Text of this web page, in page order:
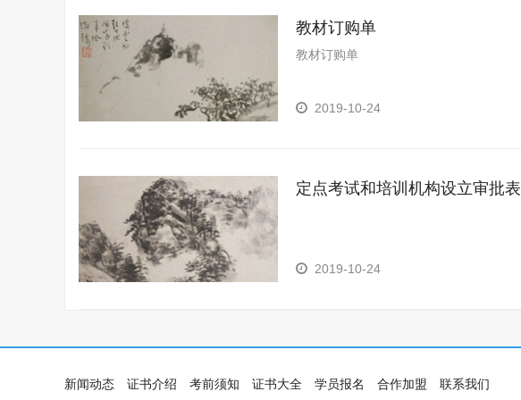
教材订购单
教材订购单
2019-10-24
定点考试和培训机构设立审批表
2019-10-24
新闻动态 证书介绍 考前须知 证书大全 学员报名 合作加盟 联系我们